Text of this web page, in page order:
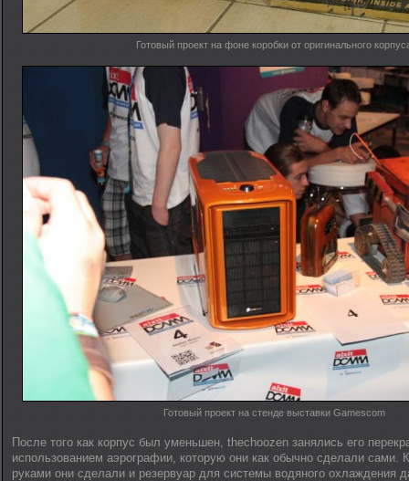
Готовый проект на фоне коробки от оригинального
Готовый проект на стенде выставки Gamescom
После того как корпус был уменьшен, thechoozen занялись его
использованием аэрографии, которую они как обычно сделали сами.
руками они сделали и резервуар для системы водяного охлаждения